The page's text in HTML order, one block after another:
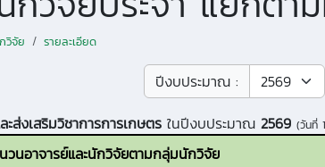
วิจัย รายละเอียด
ปีงบประมาณ :
ส่งเสริมวิชาการการเกษตร ในปีงบประมาณ 2569 (วันที่
วนอาจารย์และนักวิจัยตามกลุ่มนักวิจัย